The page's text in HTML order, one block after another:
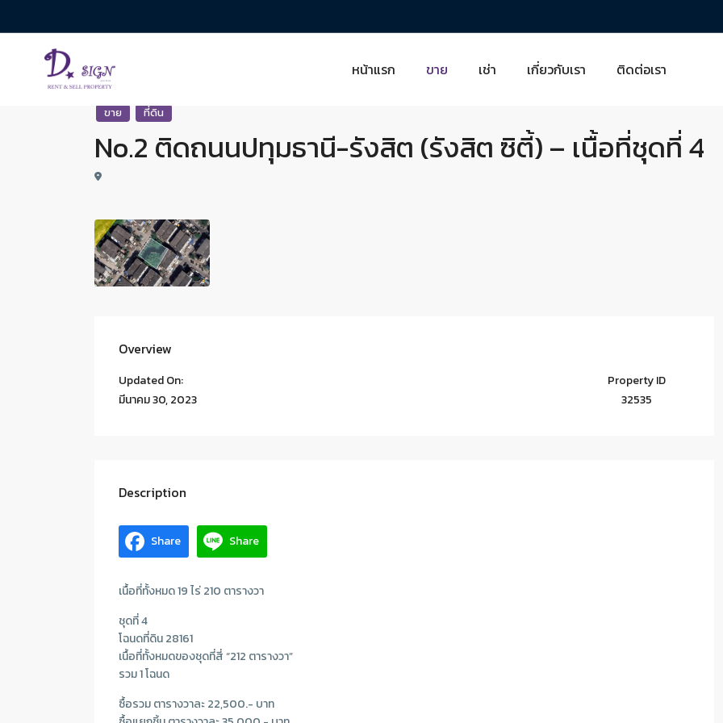
หน้าแรก ขาย เช่า เกี่ยวกับเรา ติดต่อเรา
ขาย ที่ดิน
No.2 ติดถนนปทุมธานี-รังสิต (รังสิต ซิตี้) – เนื้อที่ชุดที่ 4
Overview
Updated On:
มีนาคม 30, 2023
Property ID
32535
Description
Share Share
เนื้อที่ทั้งหมด 19 ไร่ 210 ตารางวา
ชุดที่ 4
โฉนดที่ดิน 28161
เนื้อที่ทั้งหมดของชุดที่สี่ “212 ตารางวา”
รวม 1 โฉนด
ซื้อรวม ตารางวาละ 22,500.- บาท